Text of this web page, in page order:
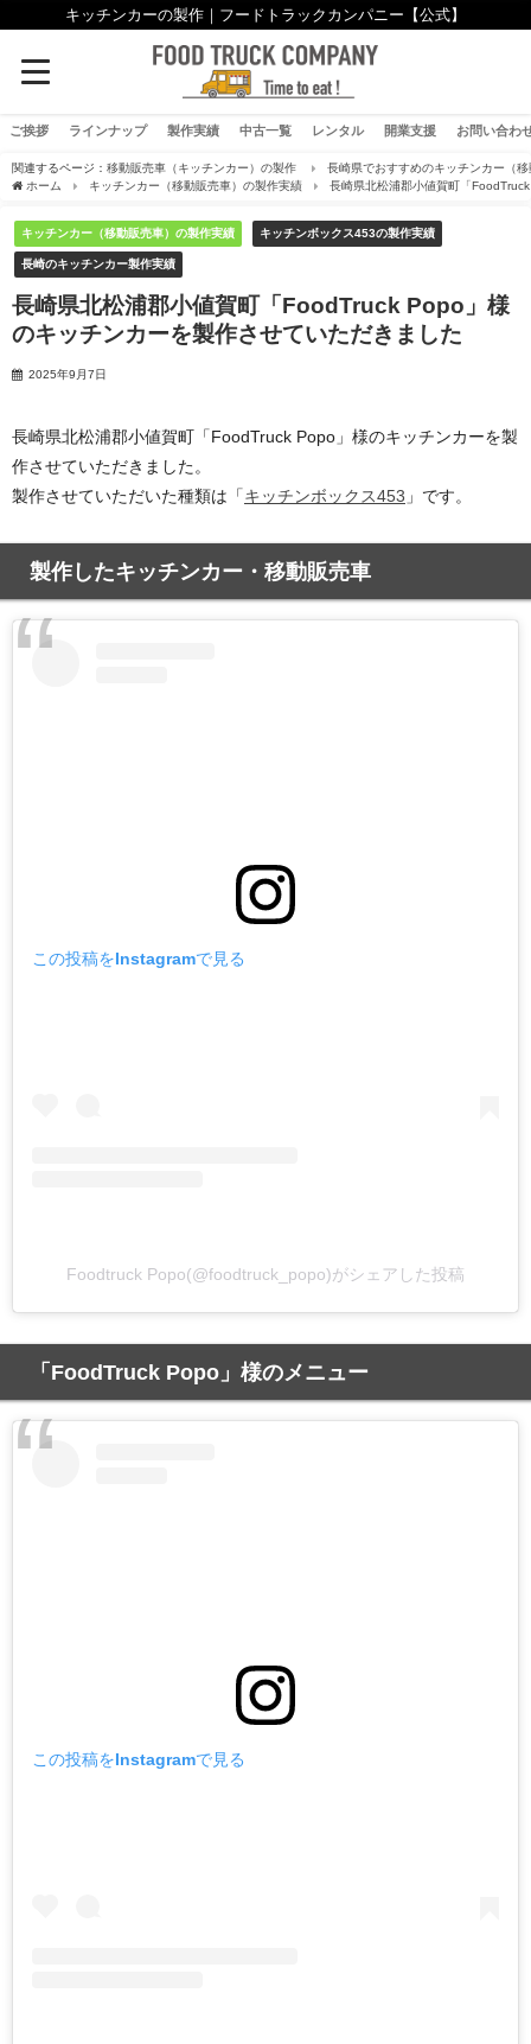
キッチンカーの製作｜フードトラックカンパニー【公式】
ご挨拶 ラインナップ 製作実績 中古一覧 レンタル 開業支援 お問い合わ
関連するページ： 移動販売車（キッチンカー）の製作
長崎県でおすすめのキッチンカー（
ホーム
キッチンカー（移動販売車）の製作実績 長崎県北松浦郡小値賀町「
キッチンカー（移動販売車）の製作実績 キッチンボックス453の製作実績
長崎のキッチンカー製作実績
長崎県北松浦郡小値賀町「FoodTruck Popo」様
のキッチンカーを製作させていただきました
2025年9月7日
長崎県北松浦郡小値賀町「FoodTruck Popo」様のキッチンカーを製
作させていただきました。
製作させていただいた種類は「 キッチンボックス453 」です。
製作したキッチンカー・移動販売車
この投稿をInstagramで見る
Foodtruck Popo(@foodtruck_popo)がシェアした投稿
「FoodTruck Popo」様のメニュー
この投稿をInstagramで見る